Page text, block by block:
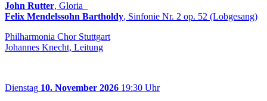
John Rutter, Gloria
Felix Mendelssohn Bartholdy, Sinfonie Nr. 2 op. 52 (Lobgesang)
Philharmonia Chor Stuttgart
Johannes Knecht, Leitung
Dienstag 10. November 2026 19:30 Uhr